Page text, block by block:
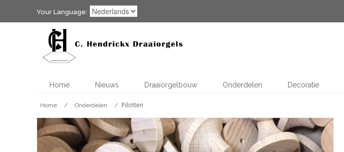
Your Language:
Home Nieuws Draaiorgelbouw Onderdelen Decoratie
Home / Onderdelen / Pilotten